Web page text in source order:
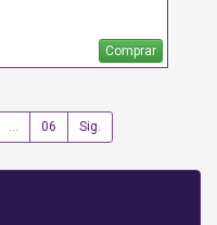
Comprar
06 Sig.